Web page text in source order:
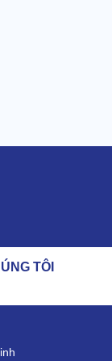
TÔI